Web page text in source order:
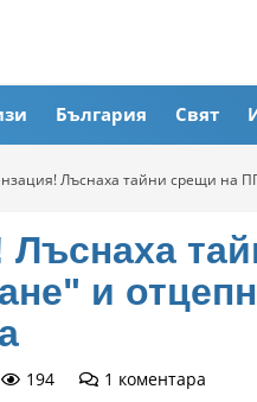
България Свят
Лъснаха тайни срещи на
Лъснаха
и
194 1 коментара